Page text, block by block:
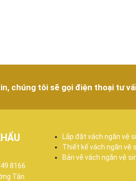
chúng tôi sẽ gọi điện thoại tư
8166
Tân
Lắp đặt vách ngăn vệ
Thiết kế vách ngăn vệ
Bản vẽ vách ngăn vệ